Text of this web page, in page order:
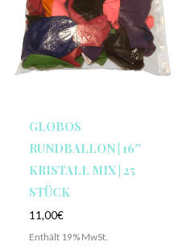
GLOBOS
RUNDBALLON | 16″
KRISTALL MIX | 25
STÜCK
11,00€
Enthält 19% MwSt.